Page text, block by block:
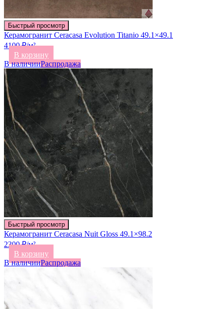
Быстрый просмотр
Керамогранит Ceracasa Evolution Titanio 49.1×49.1
4100 ₽/м²
В корзину
В наличииРаспродажа
Быстрый просмотр
Керамогранит Ceracasa Nuit Gloss 49.1×98.2
2300 ₽/м²
В корзину
В наличииРаспродажа